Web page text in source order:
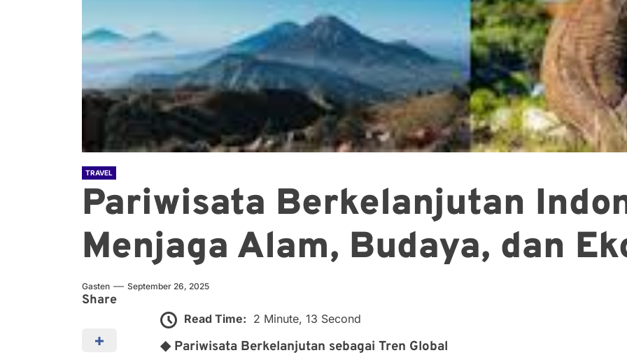
TRAVEL
Pariwisata Berkelanjutan
Menjaga Alam, Budaya, dan
Gasten September 26, 2025
Share
Read Time: 2 Minute, 13 Second
◆ Pariwisata Berkelanjutan sebagai Tren Global